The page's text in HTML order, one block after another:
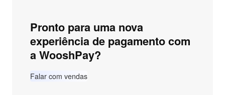
Pronto para uma nova
experiência de pagamento com
a WooshPay?
Falar com vendas